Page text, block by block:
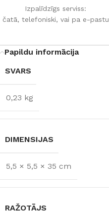
Izpalīdzīgs serviss:
čatā, telefoniski, vai pa e-pastu
Papildu informācija
SVARS
0,23 kg
DIMENSIJAS
5,5 × 5,5 × 35 cm
RAŽOTĀJS